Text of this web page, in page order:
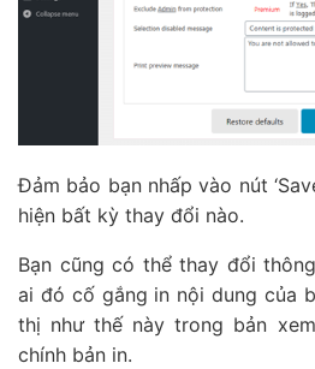
Đảm bảo bạn nhấp vào nút
hiện bất kỳ thay đổi nào.
Bạn cũng có thể thay đổi
ai đó cố gắng in nội dung của
thị như thế này trong bản
chính bản in.